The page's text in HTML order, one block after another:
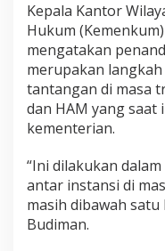
i
T
i
g
a
K
a
i
l
Kepala Kantor
Hukum
mengatakan
merupakan
tantangan di masa
dan HAM yang
kementerian.
“Ini dilakukan
antar instansi di
masih dibawah
Budiman.